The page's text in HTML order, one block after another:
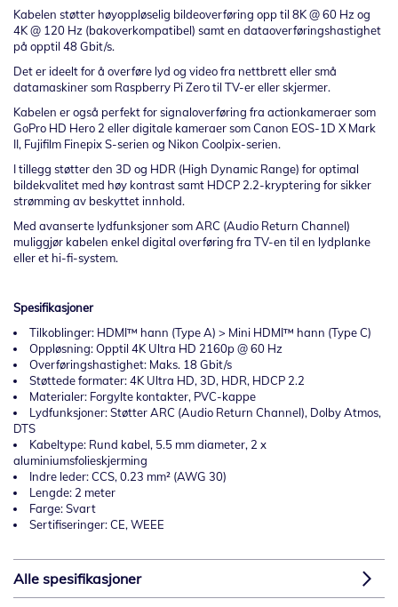
Kabelen støtter høyoppløselig bildeoverføring opp til 8K @ 60 Hz og
4K @ 120 Hz (bakoverkompatibel) samt en dataoverføringshastighet
på opptil 48 Gbit/s.
Det er ideelt for å overføre lyd og video fra nettbrett eller små
datamaskiner som Raspberry Pi Zero til TV-er eller skjermer.
Kabelen er også perfekt for signaloverføring fra actionkameraer som
GoPro HD Hero 2 eller digitale kameraer som Canon EOS-1D X Mark
II, Fujifilm Finepix S-serien og Nikon Coolpix-serien.
I tillegg støtter den 3D og HDR (High Dynamic Range) for optimal
bildekvalitet med høy kontrast samt HDCP 2.2-kryptering for sikker
strømming av beskyttet innhold.
Med avanserte lydfunksjoner som ARC (Audio Return Channel)
muliggjør kabelen enkel digital overføring fra TV-en til en lydplanke
eller et hi-fi-system.
Spesifikasjoner
Tilkoblinger: HDMI™ hann (Type A) > Mini HDMI™ hann (Type C)
Oppløsning: Opptil 4K Ultra HD 2160p @ 60 Hz
Overføringshastighet: Maks. 18 Gbit/s
Støttede formater: 4K Ultra HD, 3D, HDR, HDCP 2.2
Materialer: Forgylte kontakter, PVC-kappe
Lydfunksjoner: Støtter ARC (Audio Return Channel), Dolby Atmos,
DTS
Kabeltype: Rund kabel, 5.5 mm diameter, 2 x
aluminiumsfolieskjerming
Indre leder: CCS, 0.23 mm² (AWG 30)
Lengde: 2 meter
Farge: Svart
Sertifiseringer: CE, WEEE
Alle spesifikasjoner